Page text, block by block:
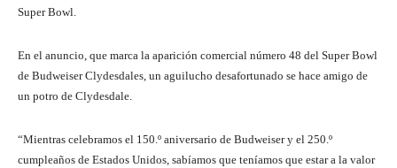
Super Bowl.
En el anuncio, que marca la aparición comercial número 48 del Super Bowl
de Budweiser Clydesdales, un aguilucho desafortunado se hace amigo de
un potro de Clydesdale.
“Mientras celebramos el 150.º aniversario de Budweiser y el 250.º
cumpleaños de Estados Unidos, sabíamos que teníamos que estar a la valor